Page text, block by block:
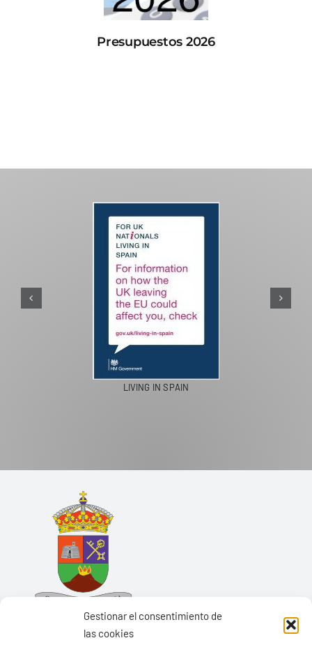
Gestionar el consentimiento de
las cookies
Presupuestos 2026
LIVING IN SPAIN